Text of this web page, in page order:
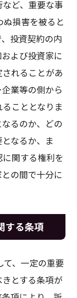
ど、重要な事
ぬ損害を被ると
投資契約の内
よび投資家に
れることがあ
業等の側から
こととなりま
るのか、どの
なるか、ま
関する権利を
の間で十分に
する条項
て、一定の重要
とする条項が